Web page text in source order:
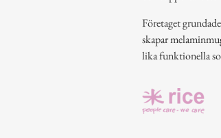
Företaget
skapar
lika funktionella